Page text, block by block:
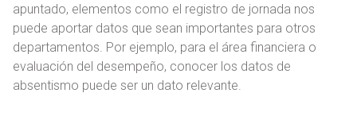
apuntado, elementos como el registro de jornada nos
puede aportar datos que sean importantes para otros
departamentos. Por ejemplo, para el área financiera o
evaluación del desempeño, conocer los datos de
absentismo puede ser un dato relevante.